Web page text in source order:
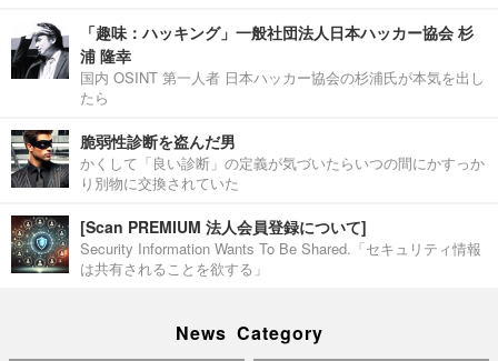
「趣味：ハッキング」一般社団法人日本ハッカー協会 杉
浦 隆幸
国内 OSINT 第一人者 日本ハッカー協会の杉浦氏が本気を出し
たら
脆弱性診断を盗んだ男
かくして「良い診断」の定義が気づいたらいつの間にかすっか
り別物に交換されていた
[Scan PREMIUM 法人会員登録について]
Security Information Wants To Be Shared.「セキュリティ情報
は共有されることを欲する」
News Category